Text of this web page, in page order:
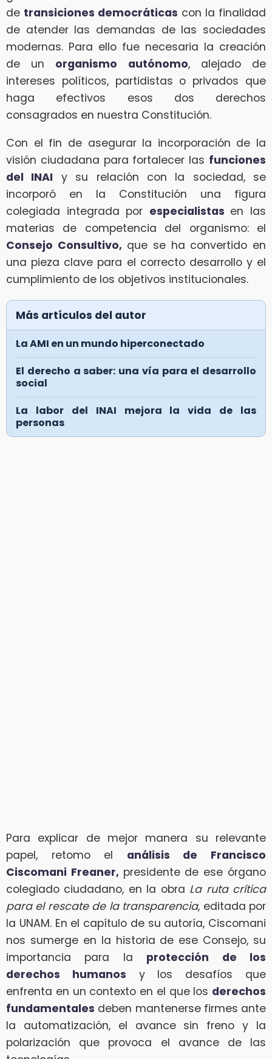
de transiciones democráticas con la finalidad
de atender las demandas de las sociedades
modernas. Para ello fue necesaria la creación
de un organismo autónomo, alejado de
intereses políticos, partidistas o privados que
haga efectivos esos dos derechos
consagrados en nuestra Constitución.
Con el fin de asegurar la incorporación de la
visión ciudadana para fortalecer las funciones
del INAI y su relación con la sociedad, se
incorporó en la Constitución una figura
colegiada integrada por especialistas en las
materias de competencia del organismo: el
Consejo Consultivo,que se ha convertido en
una pieza clave para el correcto desarrollo y el
cumplimiento de los objetivos institucionales.
Más artículos del autor
La AMI en un mundo hiperconectado
El derecho a saber: una vía para el desarrollo
social
La labor del INAI mejora la vida de las
personas
Para explicar de mejor manera su relevante
papel, retomo el análisis de Francisco
Ciscomani Freaner, presidente de ese órgano
colegiado ciudadano, en la obra La ruta crítica
para el rescate de la transparencia, editada por
la UNAM. En el capítulo de su autoría, Ciscomani
nos sumerge en la historia de ese Consejo, su
importancia para la protección de los
derechos humanos y los desafíos que
enfrenta en un contexto en el que los derechos
fundamentales deben mantenerse firmes ante
la automatización, el avance sin freno y la
polarización que provoca el avance de las